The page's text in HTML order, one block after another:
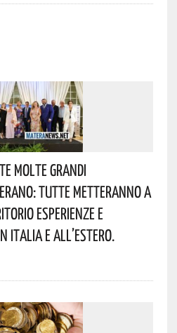
Molte Grandi
Tutte Metteranno A
Esperienze E
Italia E All’estero.